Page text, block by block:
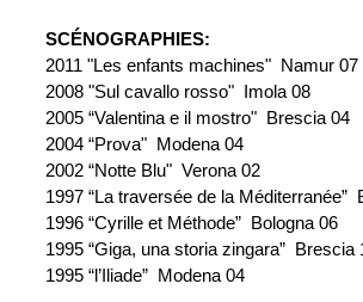
SCÉNOGRAPHIES:
2011 "Les enfants machines"  Namur 07
2008 "Sul cavallo rosso"  Imola 08
2005 “Valentina e il mostro"  Brescia 04
2004 “Prova"  Modena 04
2002 “Notte Blu"  Verona 02
1997 “La traversée de la Méditerranée”
1996 “Cyrille et Méthode”  Bologna 06
1995 “Giga, una storia zingara”  Brescia
1995 “l’Iliade”  Modena 04